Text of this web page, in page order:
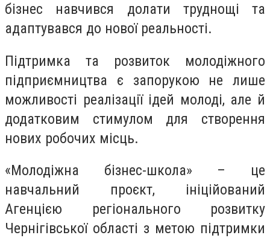
бізнес навчився долати труднощі та
адаптувався до нової реальності.
Підтримка та розвиток молодіжного
підприємництва є запорукою не лише
можливості реалізації ідей молоді, але й
додатковим стимулом для створення
нових робочих місць.
«Молодіжна бізнес-школа» – це
навчальний проєкт, ініційований
Агенцією регіонального розвитку
Чернігівської області з метою підтримки